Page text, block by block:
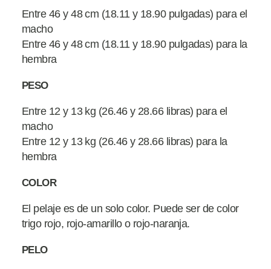
Entre 46 y 48 cm (18.11 y 18.90 pulgadas) para el
macho
Entre 46 y 48 cm (18.11 y 18.90 pulgadas) para la
hembra
PESO
Entre 12 y 13 kg (26.46 y 28.66 libras) para el
macho
Entre 12 y 13 kg (26.46 y 28.66 libras) para la
hembra
COLOR
El pelaje es de un solo color. Puede ser de color
trigo rojo, rojo-amarillo o rojo-naranja.
PELO